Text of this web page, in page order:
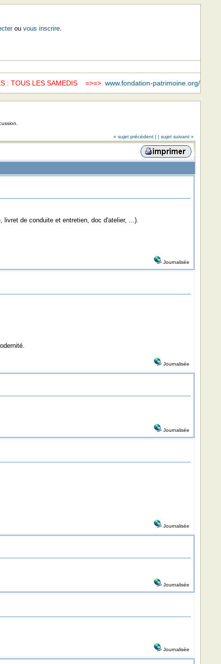
ou vous inscrire.
LES SAMEDIS =>=>www.fondation-patrimoine.org/
« sujet précédent | | sujet suivant »
de conduite et entretien, doc d'atelier, ...).
Journalisée
Journalisée
Journalisée
Journalisée
Journalisée
Journalisée